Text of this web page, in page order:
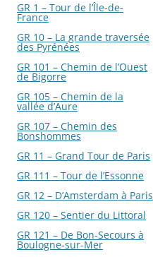
GR 1 – Tour de l’Île-de-
France
GR 10 – La grande traversée
des Pyrénées
GR 101 – Chemin de l’Ouest
de Bigorre
GR 105 – Chemin de la
vallée d’Aure
GR 107 – Chemin des
Bonshommes
GR 11 – Grand Tour de Paris
GR 111 – Tour de l’Essonne
GR 12 – D’Amsterdam à Paris
GR 120 – Sentier du Littoral
GR 121 – De Bon-Secours à
Boulogne-sur-Mer